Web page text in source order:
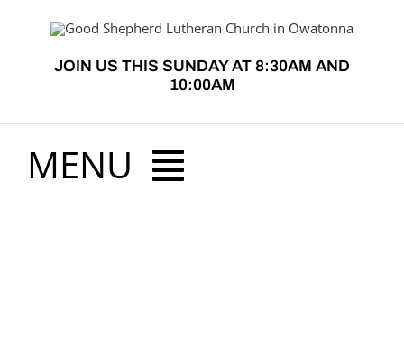
JOIN US THIS SUNDAY AT 8:30AM AND
10:00AM
MENU